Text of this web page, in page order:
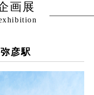
画展
彦駅